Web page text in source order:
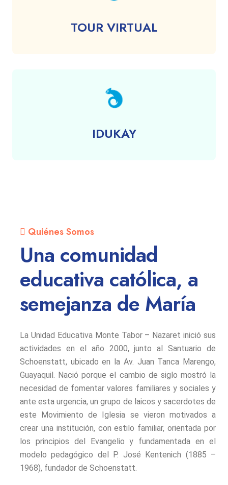
TOUR VIRTUAL
IDUKAY
Quiénes Somos
Una comunidad
educativa católica, a
semejanza de María
La Unidad Educativa Monte Tabor – Nazaret inició sus
actividades en el año 2000, junto al Santuario de
Schoenstatt, ubicado en la Av. Juan Tanca Marengo,
Guayaquil. Nació porque el cambio de siglo mostró la
necesidad de fomentar valores familiares y sociales y
ante esta urgencia, un grupo de laicos y sacerdotes de
este Movimiento de Iglesia se vieron motivados a
crear una institución, con estilo familiar, orientada por
los principios del Evangelio y fundamentada en el
modelo pedagógico del P. José Kentenich (1885 –
1968), fundador de Schoenstatt.